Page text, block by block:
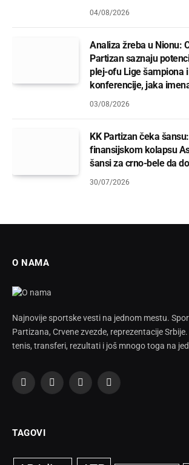
04/08/2026
Analiza žreba u Nionu:
Partizan saznaju
plej-ofu Lige šampiona
konferencije, jaka
03/08/2026
KK Partizan čeka
finansijskom kolapsu
šansi za crno-bele da
30/07/2026
O NAMA
Najnovije sportske vesti na jednom mestu.
Partizana, Crvene zvezde, reprezentacije
tenis, transferi, rezultati i još mnogo toga na
Facebook
X
InstagramTikTok
TAGOVI